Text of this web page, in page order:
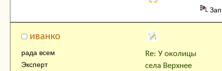
иванко
рада всем
Эксперт
Re: У околицы
села Верхнее